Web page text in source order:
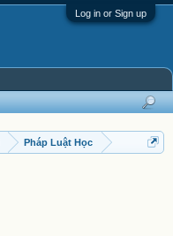
Log in or Sign up
Pháp Luật Học